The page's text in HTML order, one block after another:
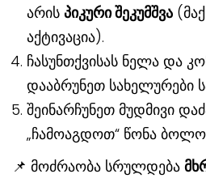
არის პიკური შეკუმშვა
აქტივაცია).
ჩასუნთქვისას ნელა და
დააბრუნეთ სახელურები
შეინარჩუნეთ მუდმივი
„ჩამოაგდოთ“ წონა
📌 მოძრაობა სრულდება